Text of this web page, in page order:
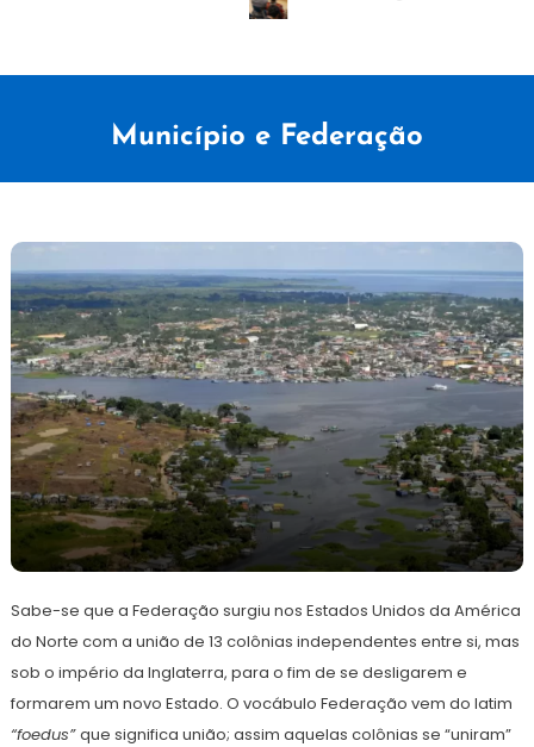
Município e Federação
16
agosto
de
Redação
Sabe-se que a Federação surgiu nos Estados Unidos da América
do Norte com a união de 13 colônias independentes entre si, mas
sob o império da Inglaterra, para o fim de se desligarem e
formarem um novo Estado. O vocábulo Federação vem do latim
“foedus”que significa união; assim aquelas colônias se “uniram”